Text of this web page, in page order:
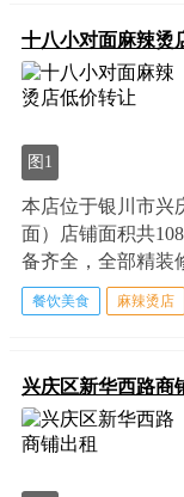
十八小对面麻辣烫
图1
本店位于银川市兴
面）店铺面积共
备齐全，全部精
餐饮美食 麻辣烫店
兴庆区新华西路商